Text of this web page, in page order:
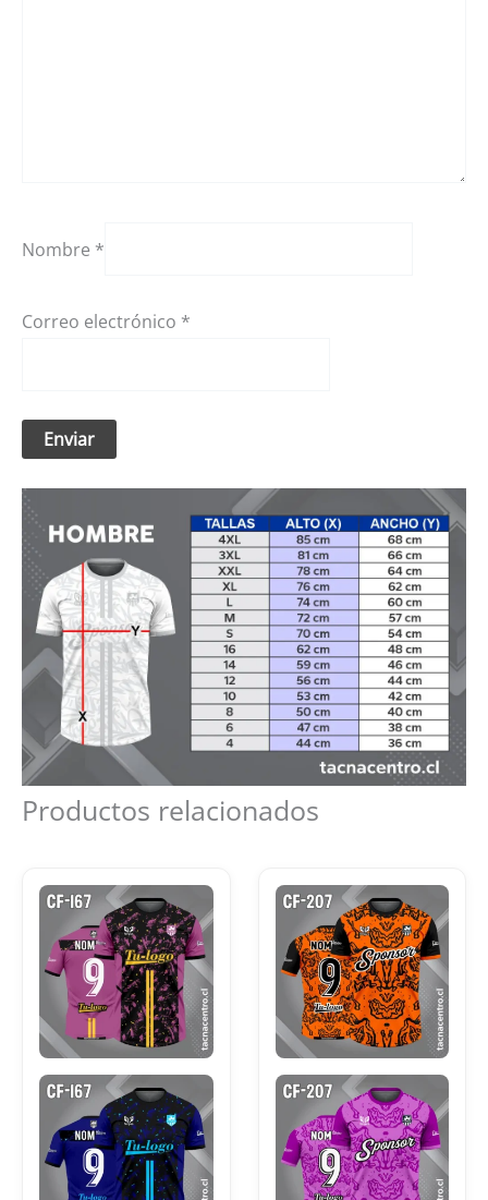
Nombre *
Correo electrónico *
Productos relacionados